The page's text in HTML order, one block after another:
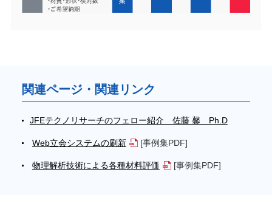
関連ページ・関連リンク
JFEテクノリサーチのフェロー紹介 佐藤 馨 Ph.D
Web立会システムの刷新 [事例集PDF]
物理解析技術による各種材料評価 [事例集PDF]